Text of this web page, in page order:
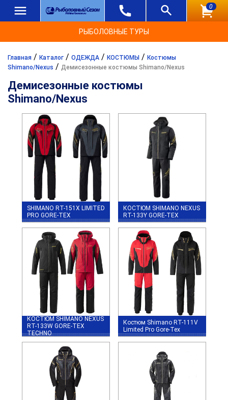
0
РЫБОЛОВНЫЕ ТУРЫ
Главная / Каталог / ОДЕЖДА / КОСТЮМЫ / Костюмы
Shimano/Nexus / Демисезонные костюмы Shimano/Nexus
Демисезонные костюмы
Shimano/Nexus
SHIMANO RT-151X LIMITED
PRO GORE-TEX
КОСТЮМ SHIMANO NEXUS
RT-133Y GORE-TEX
КОСТЮМ SHIMANO NEXUS
RT-133W GORE-TEX
TECHNO
Костюм Shimano RT-111V
Limited Pro Gore-Tex